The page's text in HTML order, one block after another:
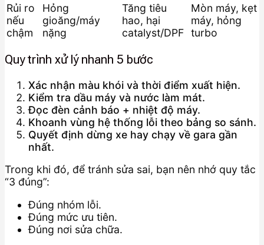
Rủi ro
nếu
chậm
Hỏng
gioăng/máy
nặng
Tăng tiêu
hao, hại
catalyst/DPF
Mòn máy, kẹt
máy, hỏng
turbo
Quy trình xử lý nhanh 5 bước
Xác nhận màu khói và thời điểm xuất hiện.
Kiểm tra dầu máy và nước làm mát.
Đọc đèn cảnh báo + nhiệt độ máy.
Khoanh vùng hệ thống lỗi theo bảng so sánh.
Quyết định dừng xe hay chạy về gara gần
nhất.
Trong khi đó, để tránh sửa sai, bạn nên nhớ quy tắc
“3 đúng”:
Đúng nhóm lỗi.
Đúng mức ưu tiên.
Đúng nơi sửa chữa.